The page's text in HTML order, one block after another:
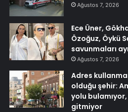
Ağustos 7, 2026
Ece Üner,
Özoğuz, Öykü
savunmaları
Ağustos 7, 2026
Adres
olduğu şehir:
yolu
gitmiyor